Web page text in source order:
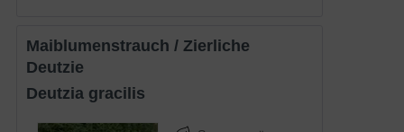
Maiblumenstrauch / Zierliche
Deutzie
Deutzia gracilis